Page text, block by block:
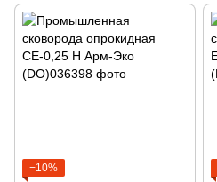
−10%